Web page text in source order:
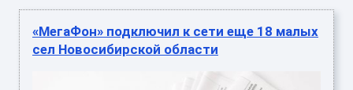
«МегаФон» подключил к сети еще 18 малых
сел Новосибирской области